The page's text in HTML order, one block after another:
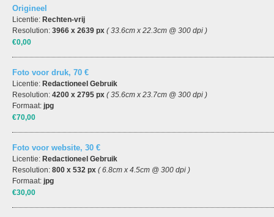
Origineel
Licentie: Rechten-vrij
Resolution: 3966 x 2639 px ( 33.6cm x 22.3cm @ 300 dpi )
€0,00
Foto voor druk, 70 €
Licentie: Redactioneel Gebruik
Resolution: 4200 x 2795 px ( 35.6cm x 23.7cm @ 300 dpi )
Formaat: jpg
€70,00
Foto voor website, 30 €
Licentie: Redactioneel Gebruik
Resolution: 800 x 532 px ( 6.8cm x 4.5cm @ 300 dpi )
Formaat: jpg
€30,00